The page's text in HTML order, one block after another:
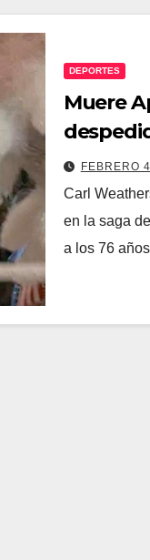
DEPORTES
Muere
FEBRERO
Carl
en la saga
a los 76